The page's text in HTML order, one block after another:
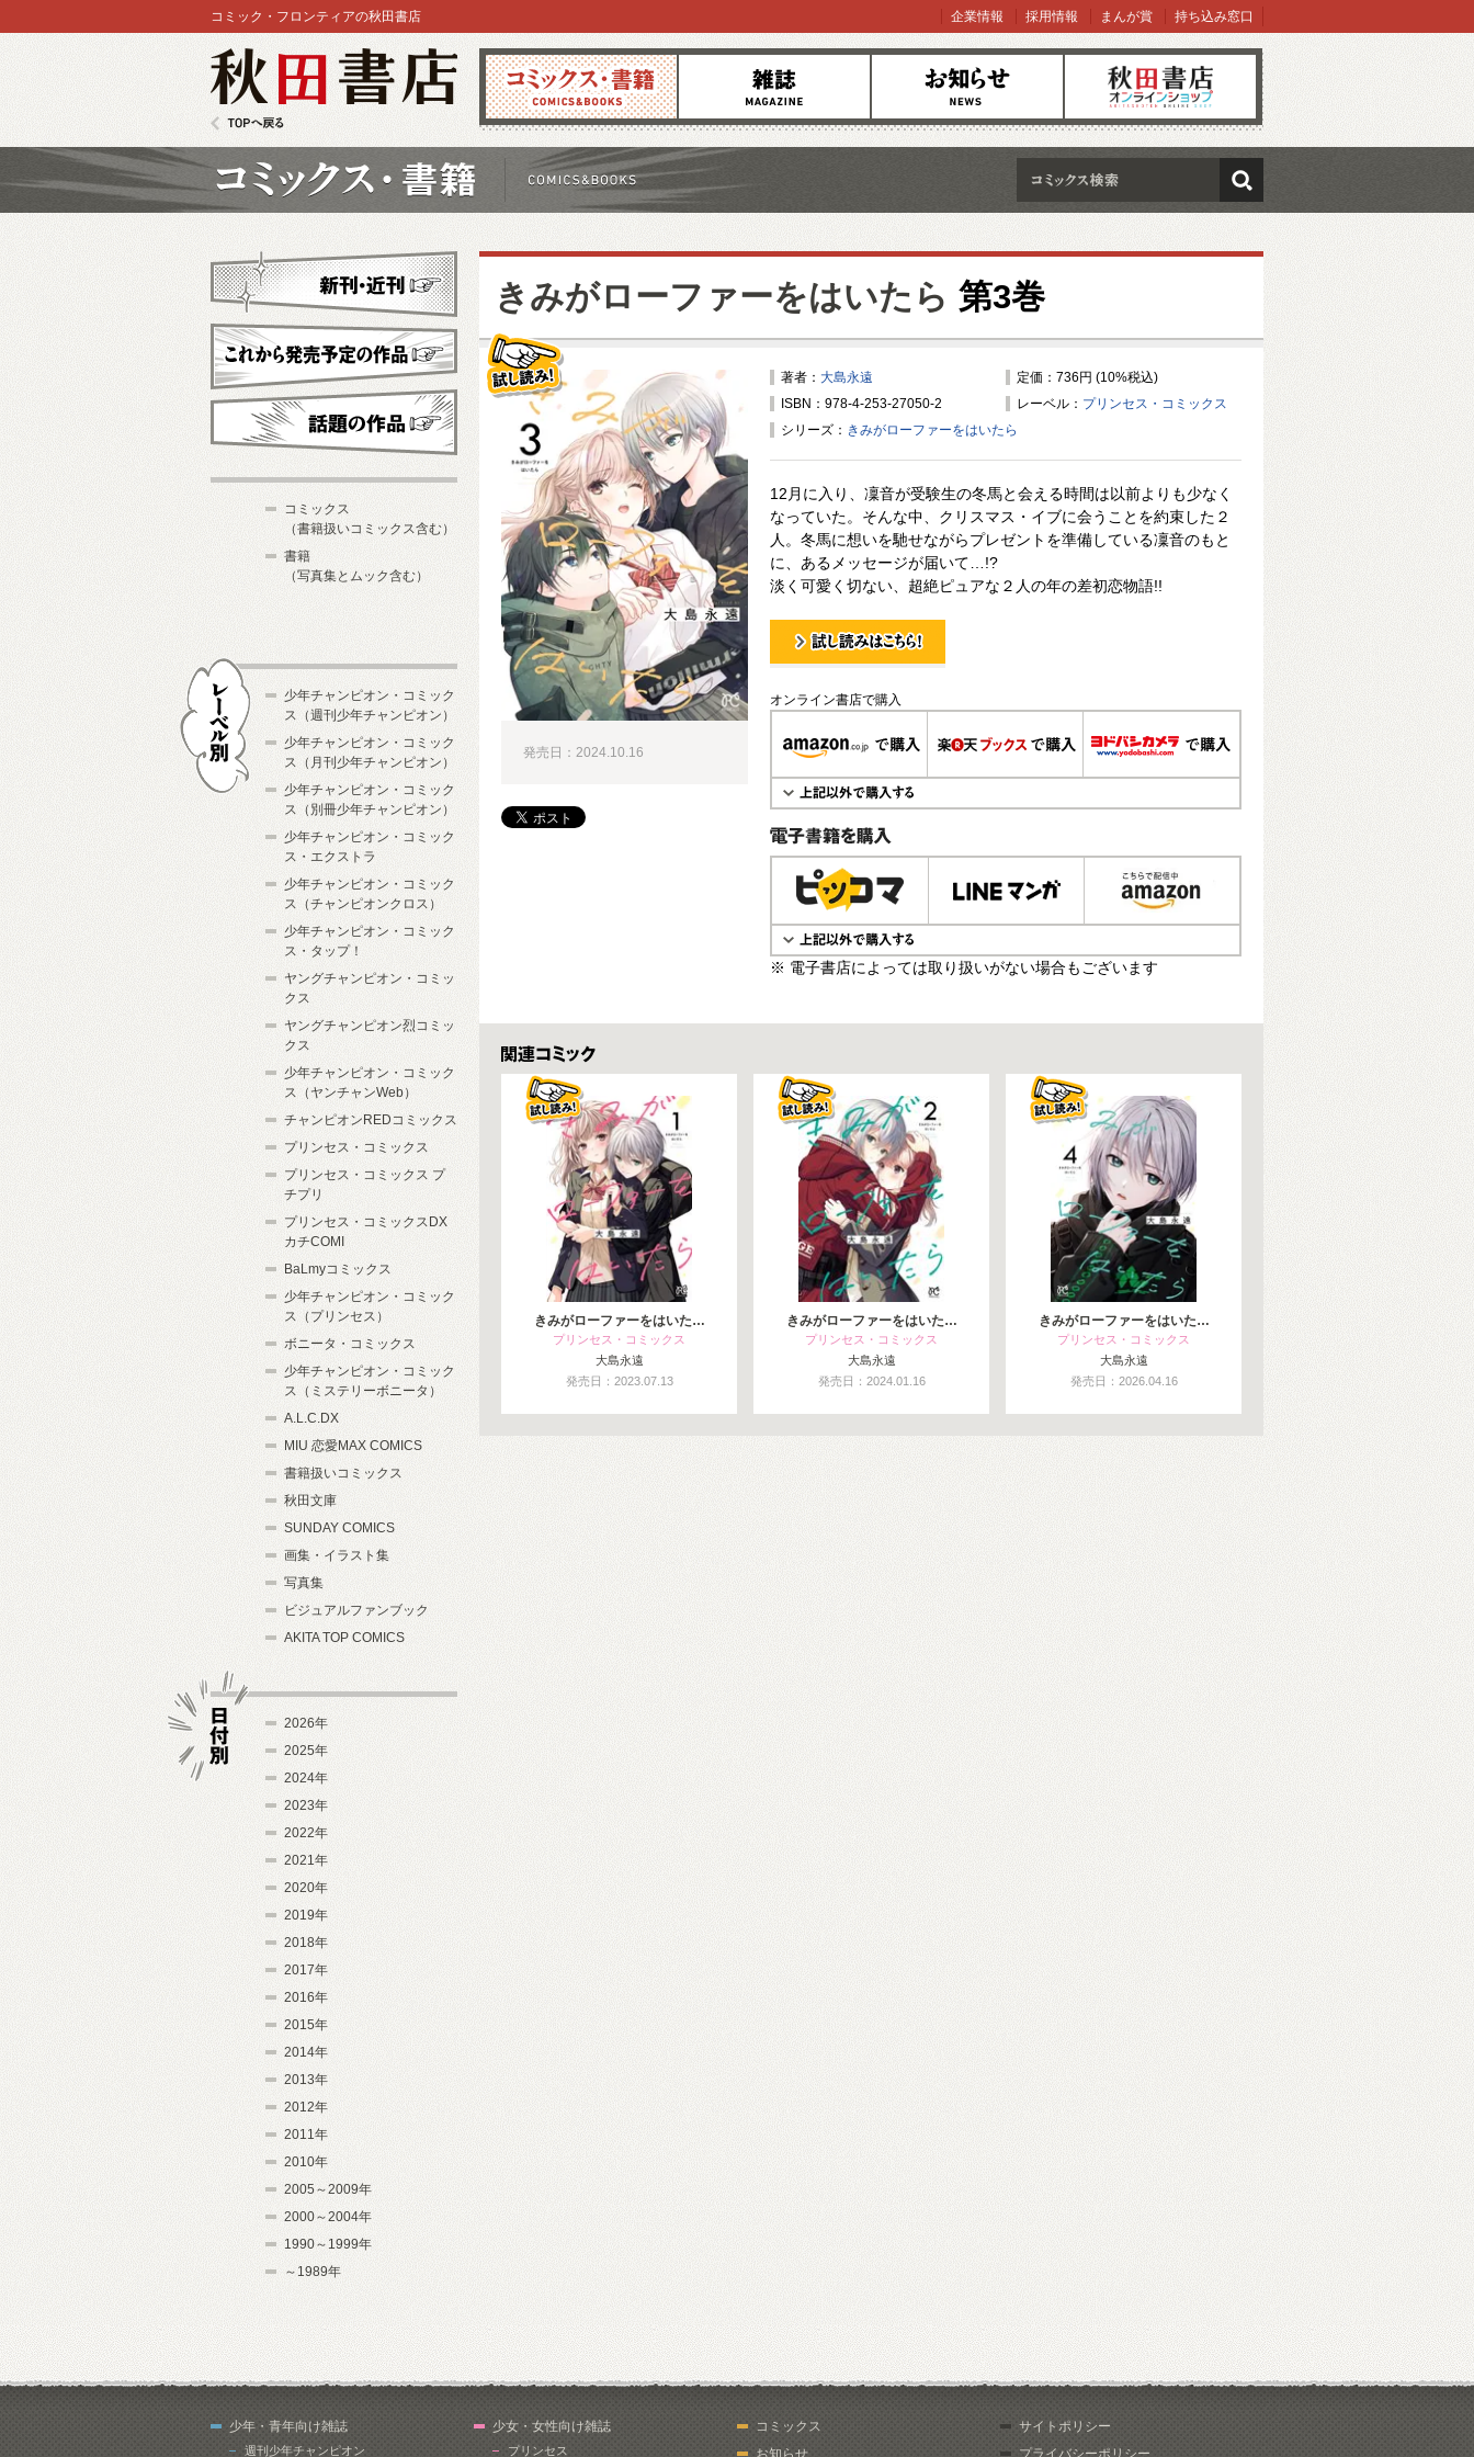
コミックス 雑誌 お知らせ オンラインショップ
コミック・フロンティアの秋田書店 企業情報 採用情報 まんが賞 持ち込み窓口
検索
きみがローファーをはいたら 第3巻
著者： 大島永遠
定価：736円 (10%税込)
ISBN：978-4-253-27050-2
レーベル： プリンセス・コミックス
シリーズ： きみがローファーをはいたら
12月に入り、凜音が受験生の冬馬と会える時間は以前よりも少なく
なっていた。そんな中、クリスマス・イブに会うことを約束した２
人。冬馬に想いを馳せながらプレゼントを準備している凜音のもと
に、あるメッセージが届いて…!?
淡く可愛く切ない、超絶ピュアな２人の年の差初恋物語!!
試し読み！
オンライン書店で購入
電子書籍で購入
※ 電子書店によっては取り扱いがない場合もございます
発売日：2024.10.16
関連コミックス
きみがローファーをはいた…
プリンセス・コミックス
大島永遠
発売日：2023.07.13
きみがローファーをはいた…
プリンセス・コミックス
大島永遠
発売日：2024.01.16
きみがローファーをはいた…
プリンセス・コミックス
大島永遠
発売日：2026.04.16
新刊・近刊
これから発売予定
コミックス
（書籍扱いコミックス含む）
書籍
（写真集とムック含む）
少年チャンピオン・コミック
ス（週刊少年チャンピオン）
少年チャンピオン・コミック
ス（月刊少年チャンピオン）
少年チャンピオン・コミック
ス（別冊少年チャンピオン）
少年チャンピオン・コミック
ス・エクストラ
少年チャンピオン・コミック
ス（チャンピオンクロス）
少年チャンピオン・コミック
ス・タップ！
ヤングチャンピオン・コミッ
クス
ヤングチャンピオン烈コミッ
クス
少年チャンピオン・コミック
ス（ヤンチャンWeb）
チャンピオンREDコミックス
プリンセス・コミックス
プリンセス・コミックス プ
チプリ
プリンセス・コミックスDX
カチCOMI
BaLmyコミックス
少年チャンピオン・コミック
ス（プリンセス）
ボニータ・コミックス
少年チャンピオン・コミック
ス（ミステリーボニータ）
A.L.C.DX
MIU 恋愛MAX COMICS
書籍扱いコミックス
秋田文庫
SUNDAY COMICS
画集・イラスト集
写真集
ビジュアルファンブック
AKITA TOP COMICS
2026年
2025年
2024年
2023年
2022年
2021年
2020年
2019年
2018年
2017年
2016年
2015年
2014年
2013年
2012年
2011年
2010年
2005～2009年
2000～2004年
1990～1999年
～1989年
少年・青年向け雑誌
週刊少年チャンピオン
少女・女性向け雑誌
プリンセス
コミックス
お知らせ
サイトポリシー
プライバシーポリシー